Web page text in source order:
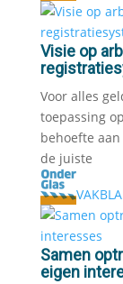
Visie op
Voor alles
toepassing
behoefte
de juiste
Samen
eigen